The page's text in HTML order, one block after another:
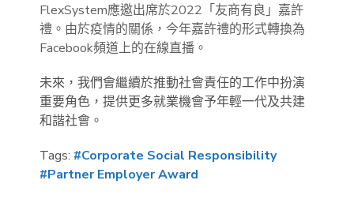
FlexSystem應邀出席於2022「友商有良」嘉許
禮。由於疫情的關係，今年嘉許禮的形式轉換為
Facebook頻道上的在線直播。
未來，我們會繼續於推動社會責任的工作中扮演
重要角色，提供更多就業機會予年輕一代及共建
和諧社會。
Tags: #Corporate Social Responsibility
#Partner Employer Award